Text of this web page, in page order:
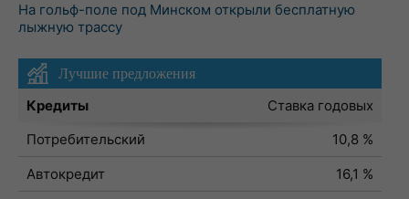
На гольф-поле под Минском открыли бесплатную
лыжную трассу
Лучшие предложения
Кредиты
Ставка годовых
Потребительский
10,8 %
Автокредит
16,1 %